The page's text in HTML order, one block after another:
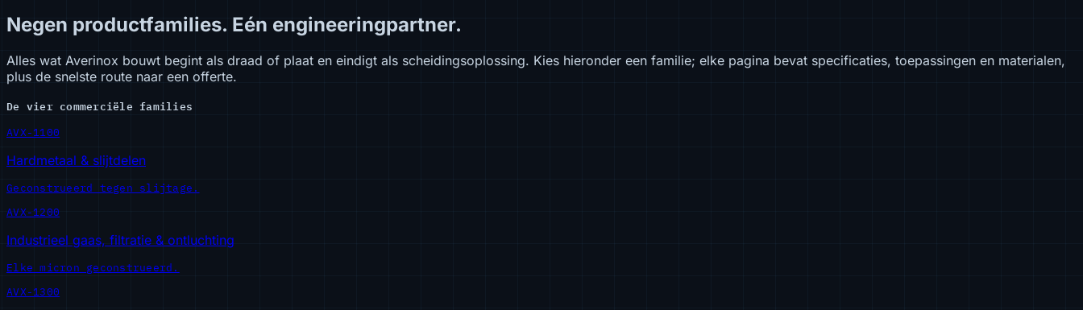
Negen productfamilies. Eén engineeringpartner.
Alles wat Averinox bouwt begint als draad of plaat en eindigt als scheidingsoplossing. Kies hieronder een familie; elke pagina bevat specificaties, toepassingen en materialen,
plus de snelste route naar een offerte.
De vier commerciële families
AVX-1100
Hardmetaal & slijtdelen
Geconstrueerd tegen slijtage.
AVX-1200
Industrieel gaas, filtratie & ontluchting
Elke micron geconstrueerd.
AVX-1300